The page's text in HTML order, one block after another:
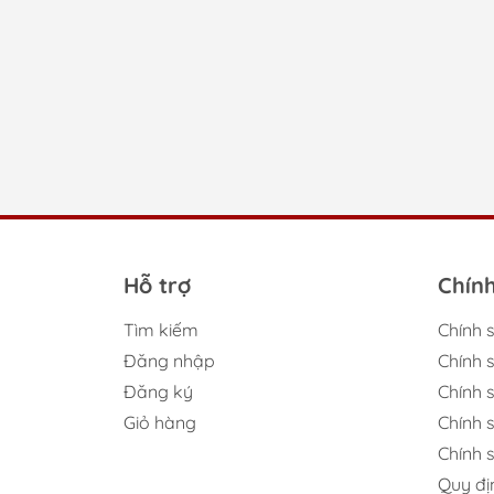
Hỗ trợ
Tìm kiếm
Đăng nhập
Đăng ký
Giỏ hàng
Chính
Chính
Chính
Chính
Chính
Quy